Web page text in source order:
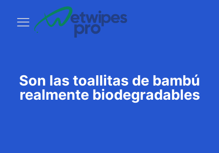
Son las toallitas de bambú
realmente biodegradables